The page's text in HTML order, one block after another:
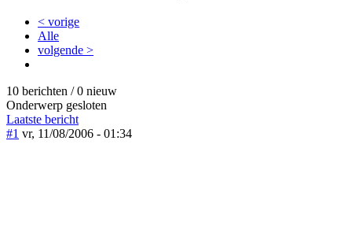
< vorige
Alle
volgende >
10 berichten / 0 nieuw
Onderwerp gesloten
Laatste bericht
#1 vr, 11/08/2006 - 01:34